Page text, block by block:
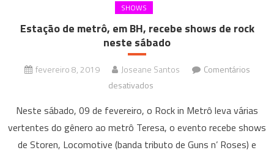
SHOWS
Estação de metrô, em BH, recebe shows de rock
neste sábado
fevereiro 8, 2019 Joseane Santos
Comentários
desativados
de
metrô,
em
Neste sábado, 09 de fevereiro, o Rock in Metrô leva várias
vertentes do gênero ao metrô Teresa, o evento recebe shows
de Storen, Locomotive (banda tributo de Guns n’ Roses) e